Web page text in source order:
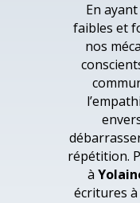
En
faibles et
nos
répétition.
à
écritures à